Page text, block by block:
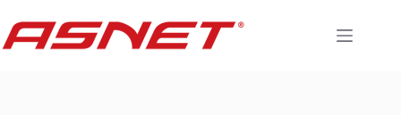
content